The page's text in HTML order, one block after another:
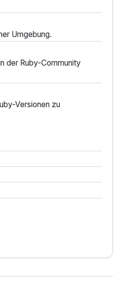
Umgebung.
der Ruby-Community
Versionen zu